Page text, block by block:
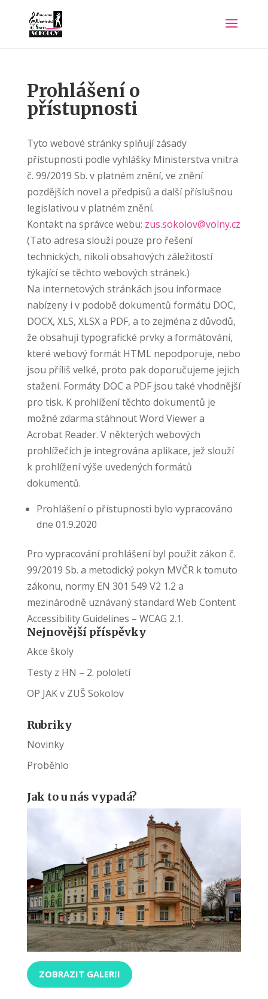
Prohlášení o
přístupnosti
Tyto webové stránky splňují zásady
přístupnosti podle vyhlášky Ministerstva vnitra
č. 99/2019 Sb. v platném znění, ve znění
pozdějších novel a předpisů a další příslušnou
legislativou v platném znění.
Kontakt na správce webu: zus.sokolov@volny.cz
(Tato adresa slouží pouze pro řešení
technických, nikoli obsahových záležitostí
týkající se těchto webových stránek.)
Na internetových stránkách jsou informace
nabízeny i v podobě dokumentů formátu DOC,
DOCX, XLS, XLSX a PDF, a to zejména z důvodů,
že obsahují typografické prvky a formátování,
které webový formát HTML nepodporuje, nebo
jsou příliš velké, proto pak doporučujeme jejich
stažení. Formáty DOC a PDF jsou také vhodnější
pro tisk. K prohlížení těchto dokumentů je
možné zdarma stáhnout Word Viewer a
Acrobat Reader. V některých webových
prohlížečích je integrována aplikace, jež slouží
k prohlížení výše uvedených formátů
dokumentů.
Prohlášení o přístupnosti bylo vypracováno
dne 01.9.2020
Pro vypracování prohlášení byl použit zákon č.
99/2019 Sb. a metodický pokyn MVČR k tomuto
zákonu, normy EN 301 549 V2 1.2 a
mezinárodně uznávaný standard Web Content
Accessibility Guidelines – WCAG 2.1.
Nejnovější příspěvky
Akce školy
Testy z HN – 2. pololetí
OP JAK v ZUŠ Sokolov
Rubriky
Novinky
Proběhlo
Jak to u nás vypadá?
ZOBRAZIT GALERII